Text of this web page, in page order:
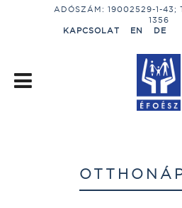
ADÓSZÁM: 19002529-1-43;
1356
KAPCSOLAT
EN DE